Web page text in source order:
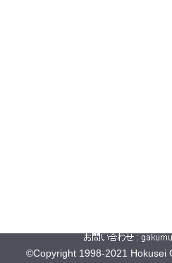
©Copyright 1998-2021 Hokusei